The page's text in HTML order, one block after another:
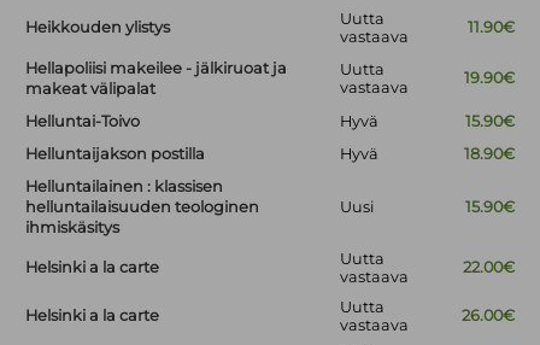
Heikkouden ylistys
Uutta
vastaava
11.90€
Hellapoliisi makeilee - jälkiruoat ja
makeat välipalat
Uutta
vastaava
19.90€
Helluntai-Toivo Hyvä
15.90€
Helluntaijakson postilla
Hyvä
18.90€
Helluntailainen : klassisen
helluntailaisuuden teologinen
ihmiskäsitys
Uusi 15.90€
Helsinki a la carte
Uutta
vastaava
22.00€
Helsinki a la carte
Uutta
vastaava
26.00€